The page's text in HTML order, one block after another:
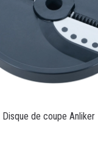
Disque de coupe Anliker